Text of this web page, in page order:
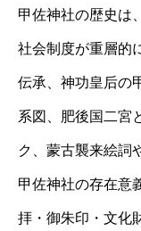
甲佐神社の歴史は
社会制度が重層的
伝承、神功皇后の
系図、肥後国二宮
ク、蒙古襲来絵詞
甲佐神社の存在意
拝・御朱印・文化